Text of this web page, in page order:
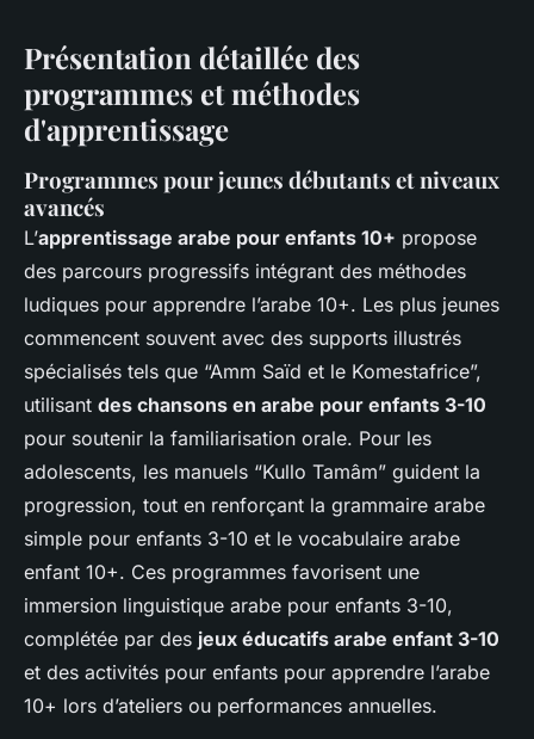
Présentation détaillée des
programmes et méthodes
d'apprentissage
Programmes pour jeunes débutants et niveaux
avancés
L’apprentissage arabe pour enfants 10+ propose
des parcours progressifs intégrant des méthodes
ludiques pour apprendre l’arabe 10+. Les plus jeunes
commencent souvent avec des supports illustrés
spécialisés tels que “Amm Saïd et le Komestafrice”,
utilisant des chansons en arabe pour enfants 3-10
pour soutenir la familiarisation orale. Pour les
adolescents, les manuels “Kullo Tamâm” guident la
progression, tout en renforçant la grammaire arabe
simple pour enfants 3-10 et le vocabulaire arabe
enfant 10+. Ces programmes favorisent une
immersion linguistique arabe pour enfants 3-10,
complétée par des jeux éducatifs arabe enfant 3-10
et des activités pour enfants pour apprendre l’arabe
10+ lors d’ateliers ou performances annuelles.